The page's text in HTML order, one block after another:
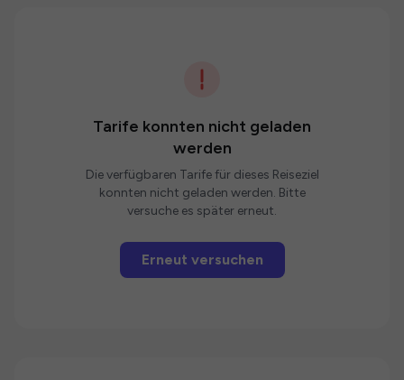
Tarife konnten nicht geladen
werden
Die verfügbaren Tarife für dieses Reiseziel
konnten nicht geladen werden. Bitte
versuche es später erneut.
Erneut versuchen